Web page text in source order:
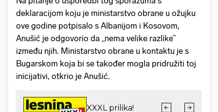
deklaracijom koju je ministarstvo obrane u ožujku
ove godine potpisalo s Albanijom i Kosovom,
Anušić je odgovorio da „nema velike razlike”
između njih. Ministarstvo obrane u kontaktu je s
Bugarskom koja bi se također mogla pridružiti toj
inicijativi, otkrio je Anušić.